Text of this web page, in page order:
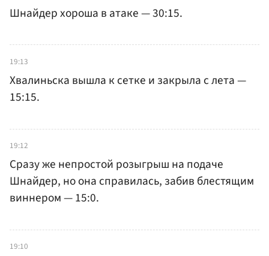
Шнайдер хороша в атаке — 30:15.
19:13
Хвалиньска вышла к сетке и закрыла с лета —
15:15.
19:12
Сразу же непростой розыгрыш на подаче
Шнайдер, но она справилась, забив блестящим
виннером — 15:0.
19:10